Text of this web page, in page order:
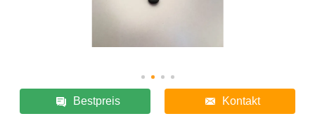
Bestpreis Kontakt